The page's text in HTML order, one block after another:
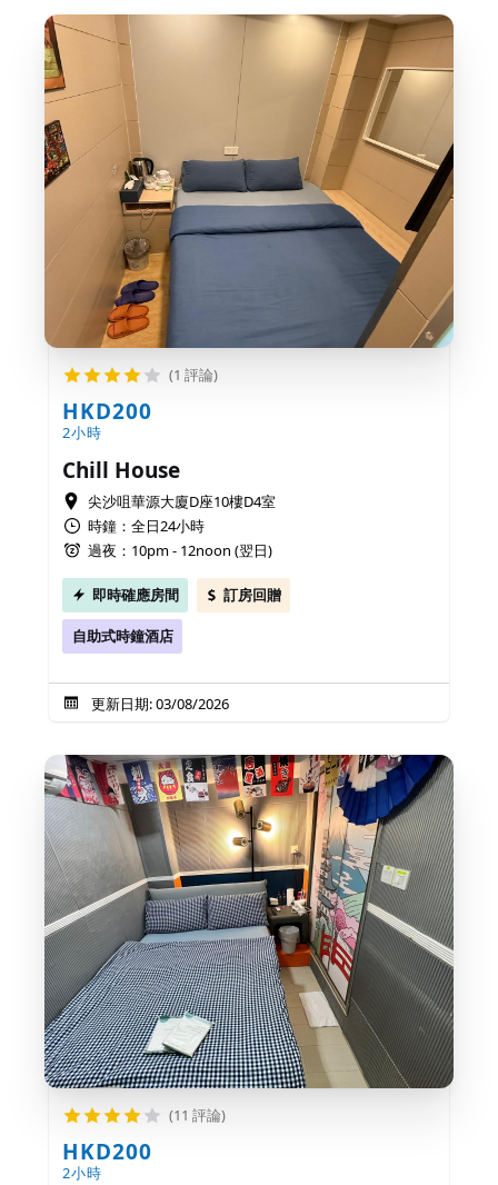
(1 評論)
HKD200
2小時
Chill House
尖沙咀華源大廈D座10樓D4室
時鐘：全日24小時
過夜：10pm - 12noon (翌日)
即時確應房間 訂房回贈
自助式時鐘酒店
更新日期: 03/08/2026
(11 評論)
HKD200
2小時